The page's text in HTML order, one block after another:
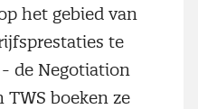
het gebied van
te
de Negotiation
TWS boeken ze